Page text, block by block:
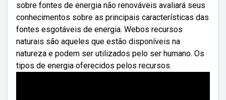
sobre fontes de energia não renováveis avaliará seus
conhecimentos sobre as principais características das
fontes esgotáveis de energia. Webos recursos
naturais são aqueles que estão disponíveis na
natureza e podem ser utilizados pelo ser humano. Os
tipos de energia oferecidos pelos recursos.